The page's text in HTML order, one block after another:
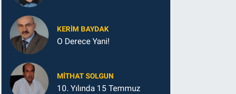
KERIM BAYDAK
O Derece Yani!
MITHAT SOLGUN
10. Yılında 15 Temmuz